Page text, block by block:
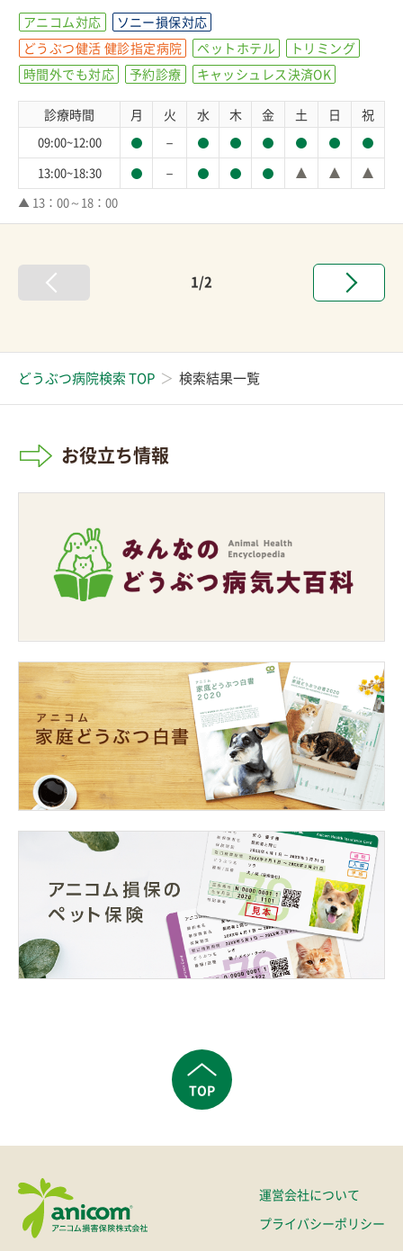
アニコム対応
ソニー損保対応
どうぶつ健活 健診指定病院
ペットホテル
トリミング
時間外でも対応
予約診療 キャッシュレス決済OK
診療時間 月 火 水 木 金 土 日 祝
09:00~12:00 －
13:00~18:30 －
▲ 13：00～18：00
1/2
どうぶつ病院検索 TOP 検索結果一覧
お役立ち情報
TOP
運営会社について
プライバシーポリシー